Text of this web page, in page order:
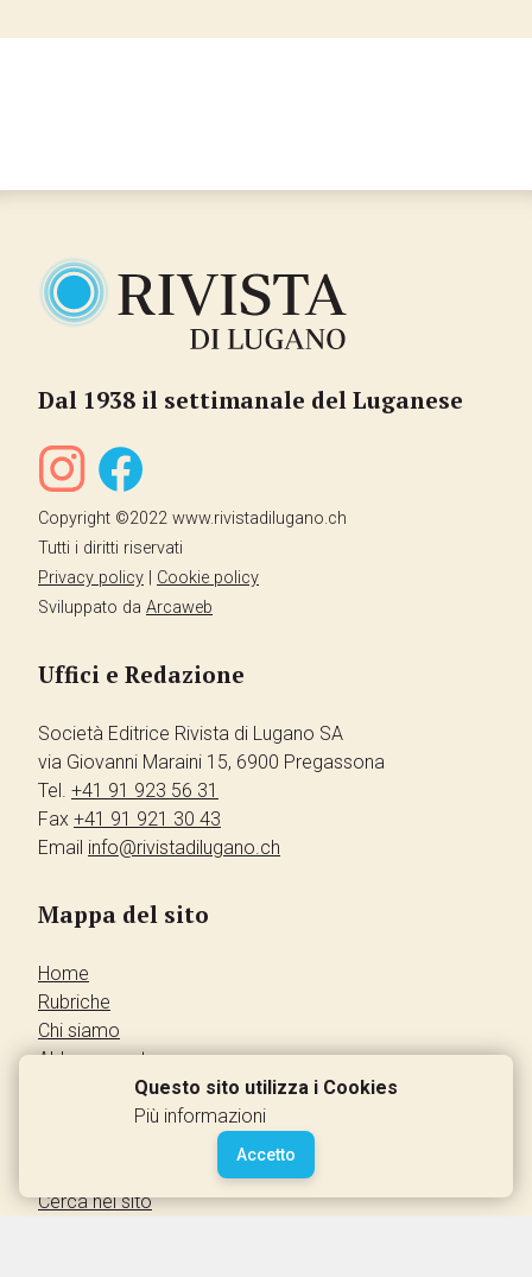
…
Dal 1938 il settimanale del Luganese
Copyright ©2022 www.rivistadilugano.ch
Tutti i diritti riservati
Privacy policy
Cookie policy
Sviluppato da Arcaweb
Uffici e Redazione
Società Editrice Rivista di Lugano SA
via Giovanni Maraini 15, 6900 Pregassona
Tel. +41 91 923 56 31
Fax +41 91 921 30 43
Email info@rivistadilugano.ch
Mappa del sito
Home
Rubriche
Chi siamo
Abbonamento
Annunci dei lettori
Cerca nel sito
Questo sito utilizza i Cookies
Più informazioni
Accetto